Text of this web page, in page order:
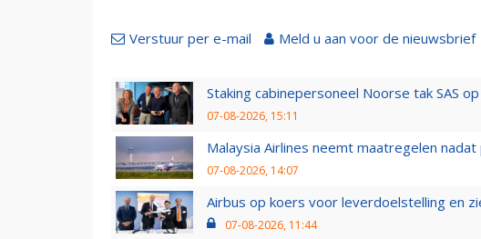
Verstuur per e-mail Meld u aan voor de nieuwsbrief
Staking cabinepersoneel Noorse tak SAS
07-08-2026, 15:11
Malaysia Airlines neemt maatregelen
07-08-2026, 14:07
Airbus op koers voor leverdoelstelling en
07-08-2026, 11:44